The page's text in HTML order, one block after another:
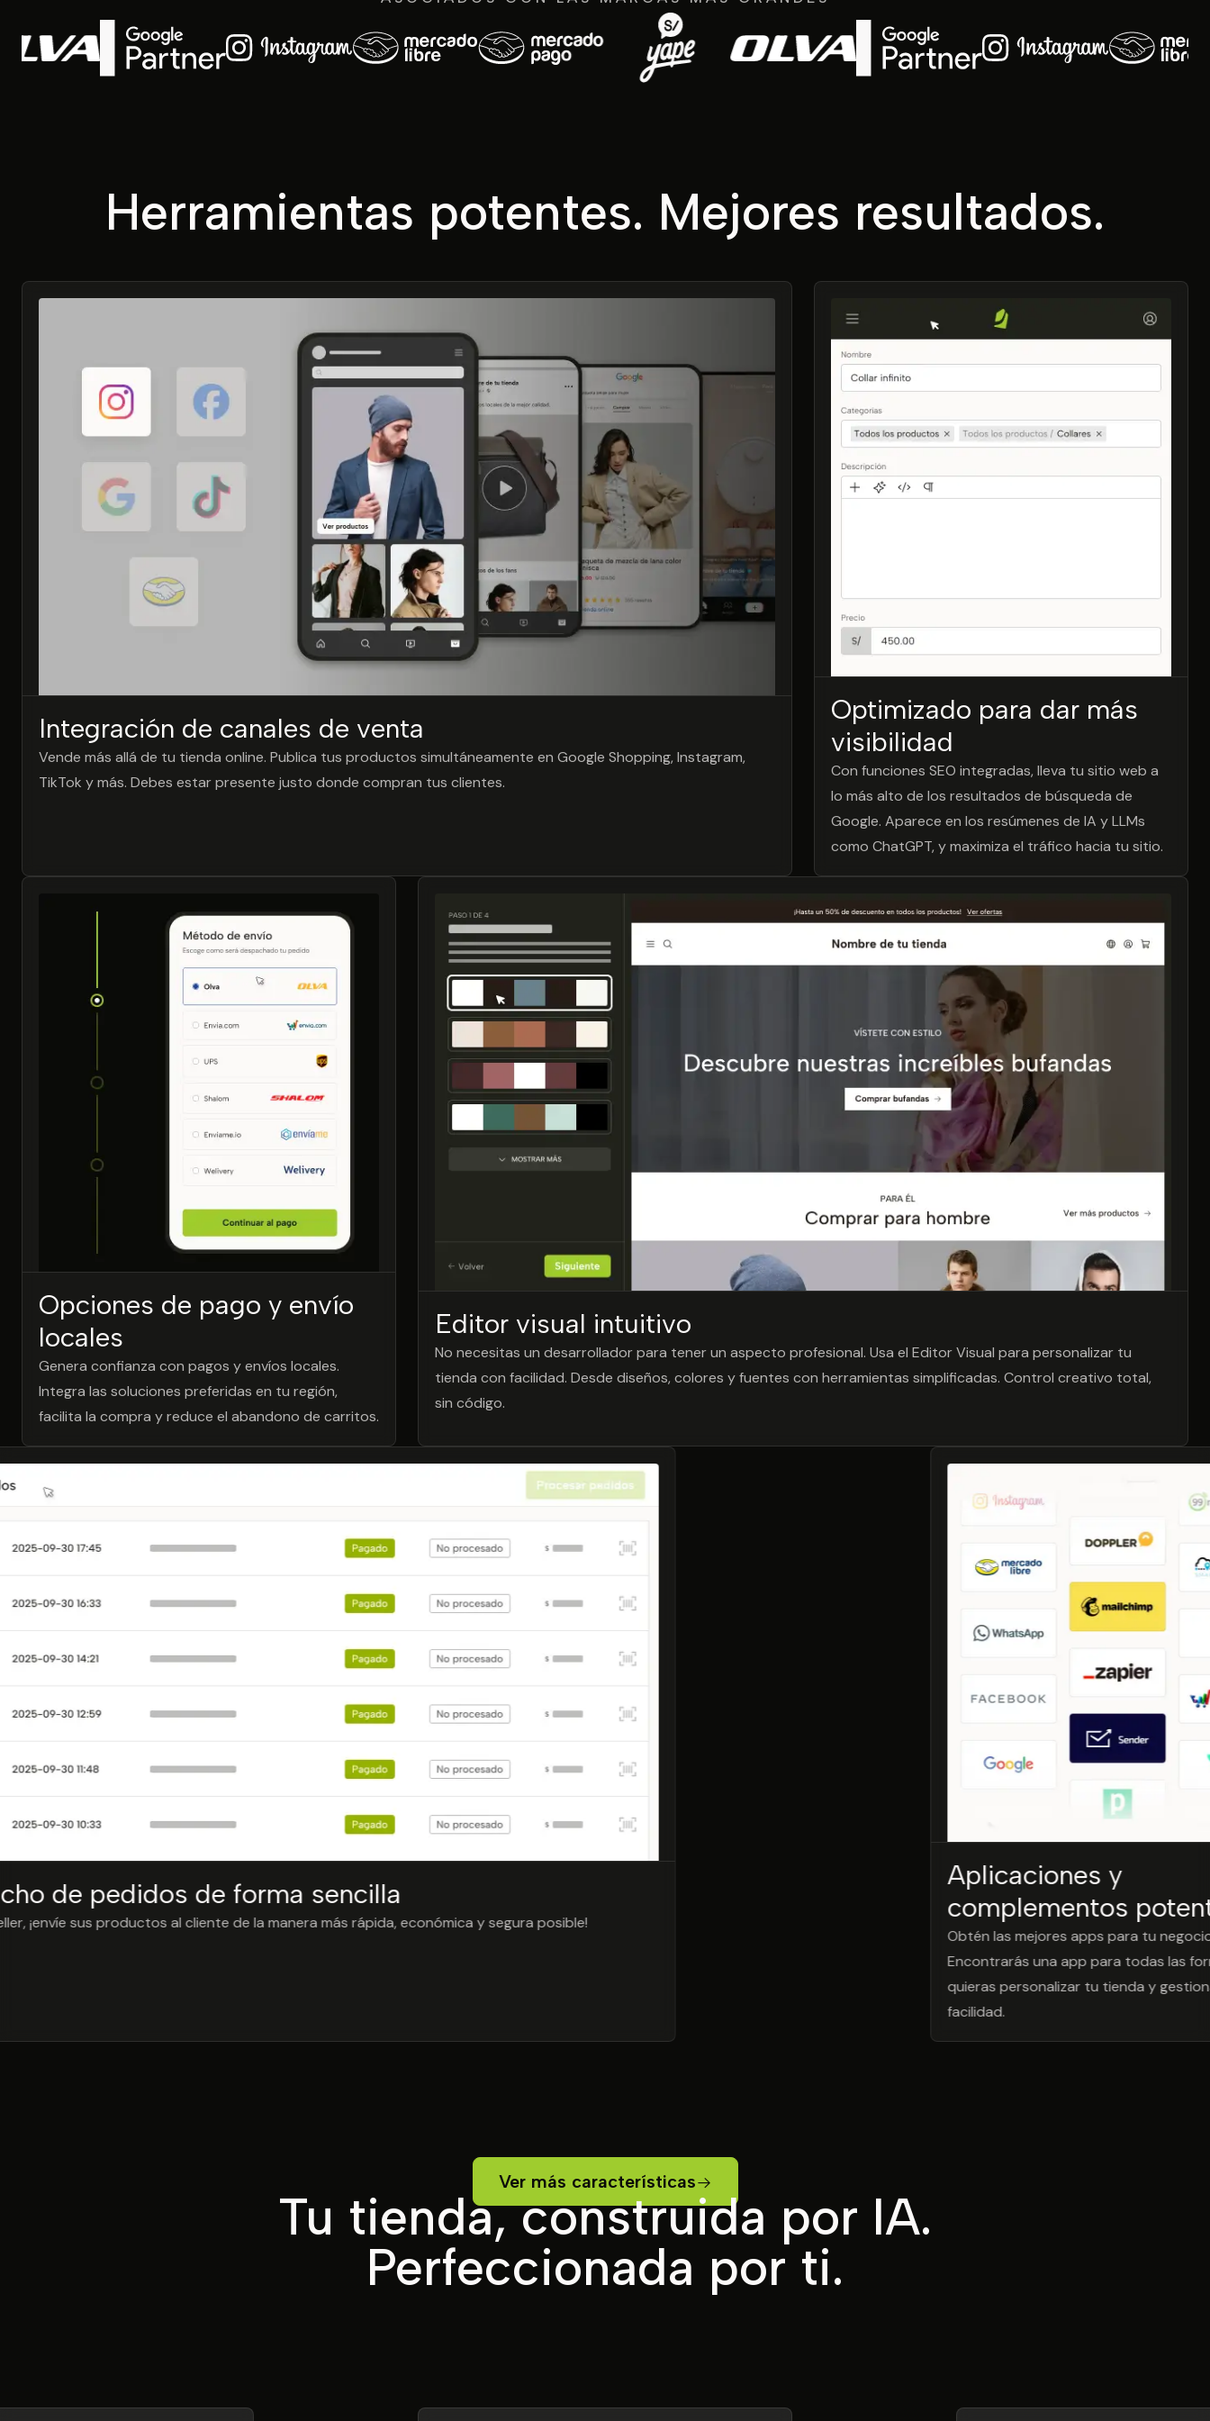
Imagina tu
tienda online.
con clientes en todas partes.
Probar gratis por 7 días. No se requiere tarjeta de crédito.
24/7
Herramientas potentes. Mejores resultados.
Integración de canales de venta
Vende más allá de tu tienda online. Publica tus productos simultáneamente en Google Shopping, Instagram,
TikTok y más. Debes estar presente justo donde compran tus clientes.
Optimizado para dar más
visibilidad
Con funciones SEO integradas, lleva tu sitio web a
lo más alto de los resultados de búsqueda de
Google. Aparece en los resúmenes de IA y LLMs
como ChatGPT, y maximiza el tráfico hacia tu sitio.
Opciones de pago y envío
locales
Genera confianza con pagos y envíos locales.
Integra las soluciones preferidas en tu región,
facilita la compra y reduce el abandono de carritos.
Editor visual intuitivo
No necesitas un desarrollador para tener un aspecto profesional. Usa el Editor Visual para personalizar tu
tienda con facilidad. Desde diseños, colores y fuentes con herramientas simplificadas. Control creativo total,
sin código.
de pedidos de forma sencilla
¡envíe sus productos al cliente de la manera más rápida, económica y segura posible!
Aplicaciones y
complementos
Obtén las mejores apps para tu
Encontrarás una app para todas las
quieras personalizar tu tienda y
facilidad.
Ver más características
Tu tienda, construida por IA.
Perfeccionada por ti.